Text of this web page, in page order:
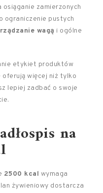
zamierzonych
ograniczenie pustych
wagą i ogólne
etykiet produktów
więcej niż tylko
lepiej zadbać o swoje
na
2500 kcal wymaga
żywieniowy dostarcza